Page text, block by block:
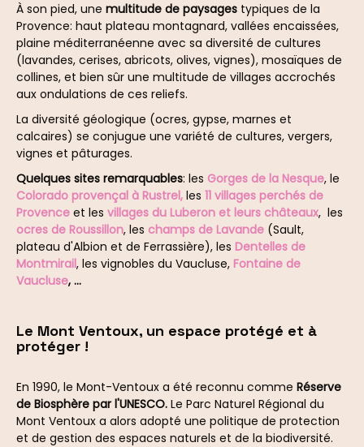
À son pied, une multitude de paysages typiques de la
Provence: haut plateau montagnard, vallées encaissées,
plaine méditerranéenne avec sa diversité de cultures
(lavandes, cerises, abricots, olives, vignes), mosaïques de
collines, et bien sûr une multitude de villages accrochés
aux ondulations de ces reliefs.
La diversité géologique (ocres, gypse, marnes et
calcaires) se conjugue une variété de cultures, vergers,
vignes et pâturages.
Quelques sites remarquables: les Gorges de la Nesque, le
Colorado provençal à Rustrel, les 11 villages perchés de
Provence et les villages du Luberon et leurs châteaux, les
ocres de Roussillon, les champs de Lavande (Sault,
plateau d'Albion et de Ferrassière), les Dentelles de
Montmirail, les vignobles du Vaucluse, Fontaine de
Vaucluse, ...
Le Mont Ventoux, un espace protégé et à
protéger !
En 1990, le Mont-Ventoux a été reconnu comme Réserve
de Biosphère par l'UNESCO. Le Parc Naturel Régional du
Mont Ventoux a alors adopté une politique de protection
et de gestion des espaces naturels et de la biodiversité.